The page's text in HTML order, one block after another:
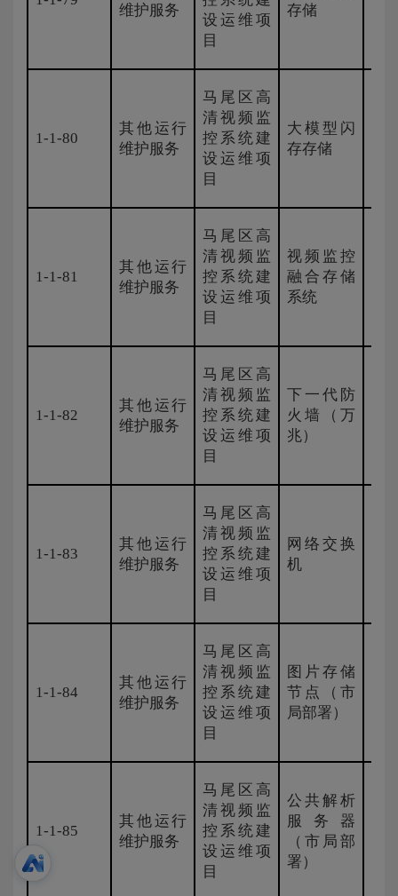
维护服务
设运维项
目
存储
1-1-80
其他运行
维护服务
马尾区高
清视频监
控系统建
设运维项
目
大模型闪
存存储
1-1-81
其他运行
维护服务
马尾区高
清视频监
控系统建
设运维项
目
视频监控
融合存储
系统
1-1-82
其他运行
维护服务
马尾区高
清视频监
控系统建
设运维项
目
下一代防
火墙（万
兆）
1-1-83
其他运行
维护服务
马尾区高
清视频监
控系统建
设运维项
目
网络交换
机
1-1-84
其他运行
维护服务
马尾区高
清视频监
控系统建
设运维项
目
图片存储
节点（市
局部署）
1-1-85
其他运行
维护服务
马尾区高
清视频监
控系统建
设运维项
目
公共解析
服务器
（市局部
署）